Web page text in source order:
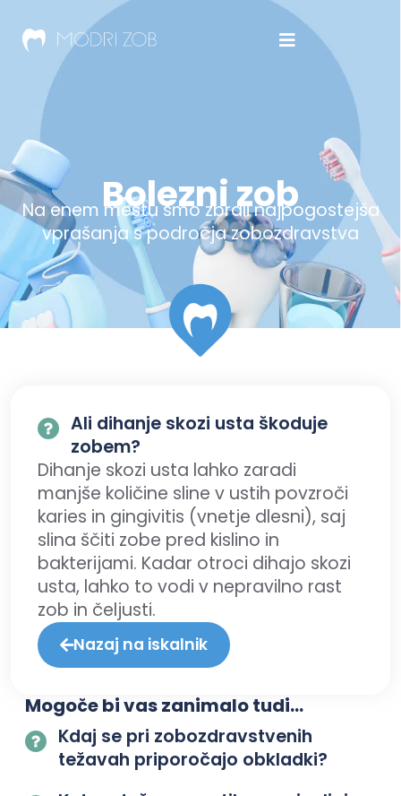
Bolezni zob
Na enem mestu smo zbrali najpogostejša
vprašanja s področja zobozdravstva
Ali dihanje skozi usta škoduje
zobem?
Dihanje skozi usta lahko zaradi
manjše količine sline v ustih povzroči
karies in gingivitis (vnetje dlesni), saj
slina ščiti zobe pred kislino in
bakterijami. Kadar otroci dihajo skozi
usta, lahko to vodi v nepravilno rast
zob in čeljusti.
Nazaj na iskalnik
Mogoče bi vas zanimalo tudi...
Kdaj se pri zobozdravstvenih
težavah priporočajo obkladki?